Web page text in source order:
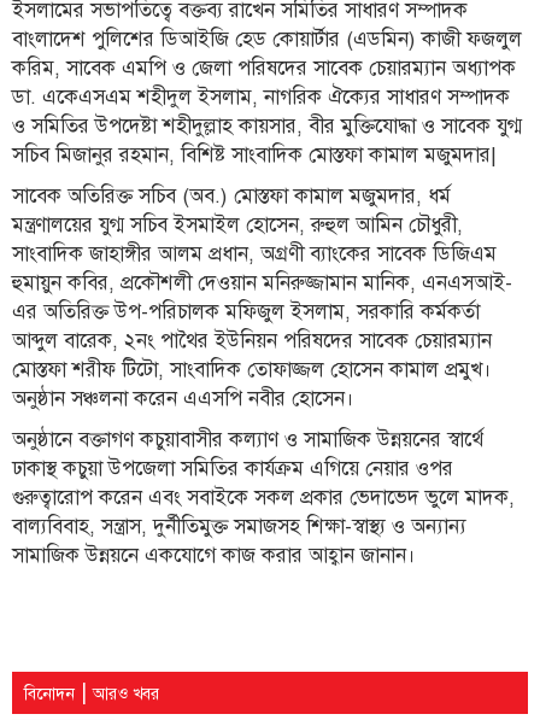
মতামত
ধর্ম
শিশু-
কিশোর
ক্যাম্পাস
সাহিত্য
ও
সংস্কৃতি
নারী
ও
শিশু
ভ্রমণ
লাইফস্টাইল
এক্সক্লুসিভ
রাজধানী
ইসলামের সভাপতিত্বে বক্তব্য রাখেন সমিতির সাধারণ সম্পাদক
বাংলাদেশ পুলিশের ডিআইজি হেড কোয়ার্টার (এডমিন) কাজী ফজলুল
করিম, সাবেক এমপি ও জেলা পরিষদের সাবেক চেয়ারম্যান অধ্যাপক
ডা. একেএসএম শহীদুল ইসলাম, নাগরিক ঐক্যের সাধারণ সম্পাদক
ও সমিতির উপদেষ্টা শহীদুল্লাহ কায়সার, বীর মুক্তিযোদ্ধা ও সাবেক যুগ্ম
সচিব মিজানুর রহমান, বিশিষ্ট সাংবাদিক মোস্তফা কামাল মজুমদার|
সাবেক অতিরিক্ত সচিব (অব.) মোস্তফা কামাল মজুমদার, ধর্ম
মন্ত্রণালয়ের যুগ্ম সচিব ইসমাইল হোসেন, রুহুল আমিন চৌধুরী,
সাংবাদিক জাহাঙ্গীর আলম প্রধান, অগ্রণী ব্যাংকের সাবেক ডিজিএম
হুমায়ুন কবির, প্রকৌশলী দেওয়ান মনিরুজ্জামান মানিক, এনএসআই-
এর অতিরিক্ত উপ-পরিচালক মফিজুল ইসলাম, সরকারি কর্মকর্তা
আব্দুল বারেক, ২নং পাথৈর ইউনিয়ন পরিষদের সাবেক চেয়ারম্যান
মোস্তফা শরীফ টিটো, সাংবাদিক তোফাজ্জল হোসেন কামাল প্রমুখ।
অনুষ্ঠান সঞ্চলনা করেন এএসপি নবীর হোসেন।
অনুষ্ঠানে বক্তাগণ কচুয়াবাসীর কল্যাণ ও সামাজিক উন্নয়নের স্বার্থে
ঢাকাস্থ কচুয়া উপজেলা সমিতির কার্যক্রম এগিয়ে নেয়ার ওপর
গুরুত্বারোপ করেন এবং সবাইকে সকল প্রকার ভেদাভেদ ভুলে মাদক,
বাল্যবিবাহ, সন্ত্রাস, দুর্নীতিমুক্ত সমাজসহ শিক্ষা-স্বাস্থ্য ও অন্যান্য
সামাজিক উন্নয়নে একযোগে কাজ করার আহ্বান জানান।
বিনোদন | আরও খবর